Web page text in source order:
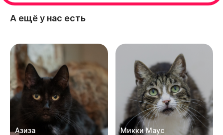
А ещё у нас есть
Азиза Микки Маус